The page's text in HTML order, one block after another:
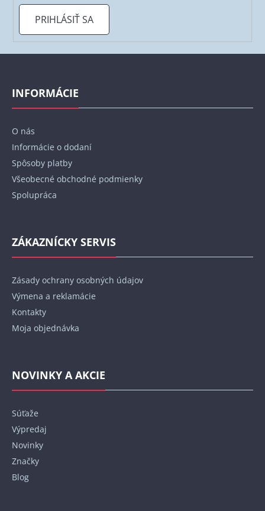
PRIHLÁSIŤ SA
Z
INFORMÁCIE
O nás
Informácie o dodaní
Spôsoby platby
Všeobecné obchodné podmienky
Spolupráca
ZÁKAZNÍCKY SERVIS
Zásady ochrany osobných údajov
Výmena a reklamácie
Kontakty
Moja objednávka
NOVINKY A AKCIE
Súťaže
Výpredaj
Novinky
Značky
Blog